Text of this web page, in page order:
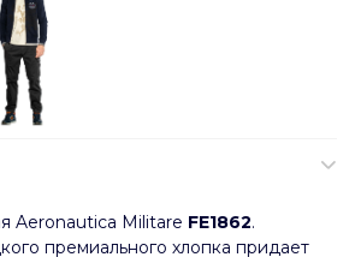
Aeronautica Militare FE1862.
премиального хлопка придает